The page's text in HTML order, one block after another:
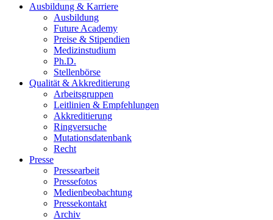
Ausbildung & Karriere
Ausbildung
Future Academy
Preise & Stipendien
Medizinstudium
Ph.D.
Stellenbörse
Qualität & Akkreditierung
Arbeitsgruppen
Leitlinien & Empfehlungen
Akkreditierung
Ringversuche
Mutationsdatenbank
Recht
Presse
Pressearbeit
Pressefotos
Medienbeobachtung
Pressekontakt
Archiv